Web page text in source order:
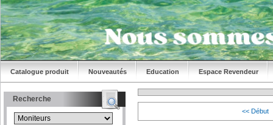
Catalogue produit Nouveautés Education Espace Revendeur
Recherche
<< Début